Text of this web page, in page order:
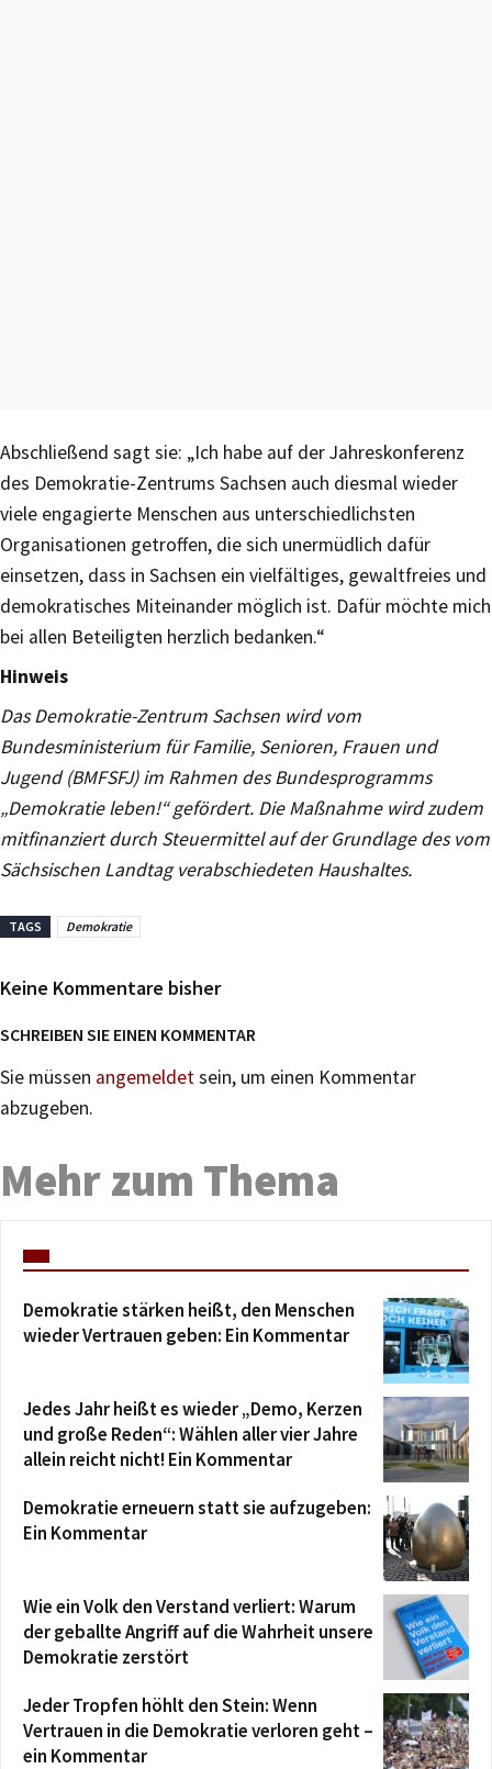
Abschließend sagt sie: „Ich habe auf der Jahreskonferenz
des Demokratie-Zentrums Sachsen auch diesmal wieder
viele engagierte Menschen aus unterschiedlichsten
Organisationen getroffen, die sich unermüdlich dafür
einsetzen, dass in Sachsen ein vielfältiges, gewaltfreies und
demokratisches Miteinander möglich ist. Dafür möchte mich
bei allen Beteiligten herzlich bedanken.“
Hinweis
Das Demokratie-Zentrum Sachsen wird vom
Bundesministerium für Familie, Senioren, Frauen und
Jugend (BMFSFJ) im Rahmen des Bundesprogramms
„Demokratie leben!“ gefördert. Die Maßnahme wird zudem
mitfinanziert durch Steuermittel auf der Grundlage des vom
Sächsischen Landtag verabschiedeten Haushaltes.
TAGS Demokratie
Keine Kommentare bisher
SCHREIBEN SIE EINEN KOMMENTAR
Sie müssen angemeldetsein, um einen Kommentar
abzugeben.
Mehr zum Thema
Demokratie stärken heißt, den Menschen
wieder Vertrauen geben: Ein Kommentar
Jedes Jahr heißt es wieder „Demo, Kerzen
und große Reden“: Wählen aller vier Jahre
allein reicht nicht! Ein Kommentar
Demokratie erneuern statt sie aufzugeben:
Ein Kommentar
Wie ein Volk den Verstand verliert: Warum
der geballte Angriff auf die Wahrheit unsere
Demokratie zerstört
Jeder Tropfen höhlt den Stein: Wenn
Vertrauen in die Demokratie verloren geht –
ein Kommentar